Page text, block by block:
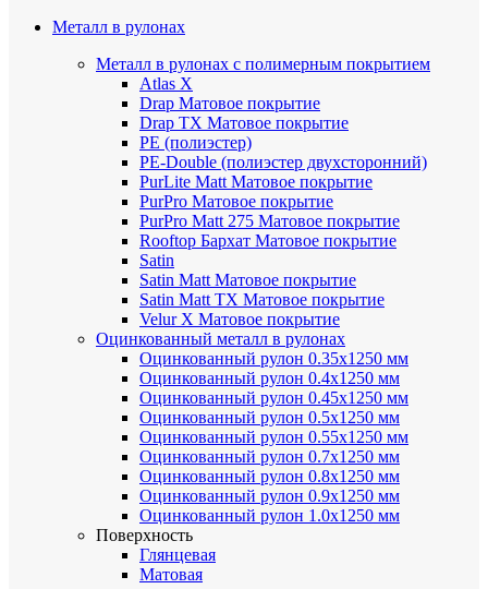
Металл в рулонах
Металл в рулонах с полимерным покрытием
Atlas X
Drap Матовое покрытие
Drap TX Матовое покрытие
PE (полиэстер)
PE-Double (полиэстер двухсторонний)
PurLite Мatt Матовое покрытие
PurPro Матовое покрытие
PurPro Matt 275 Матовое покрытие
Rooftop Бархат Матовое покрытие
Satin
Satin Мatt Матовое покрытие
Satin Matt TX Матовое покрытие
Velur X Матовое покрытие
Оцинкованный металл в рулонах
Оцинкованный рулон 0.35х1250 мм
Оцинкованный рулон 0.4х1250 мм
Оцинкованный рулон 0.45х1250 мм
Оцинкованный рулон 0.5х1250 мм
Оцинкованный рулон 0.55х1250 мм
Оцинкованный рулон 0.7х1250 мм
Оцинкованный рулон 0.8х1250 мм
Оцинкованный рулон 0.9х1250 мм
Оцинкованный рулон 1.0х1250 мм
Поверхность
Глянцевая
Матовая